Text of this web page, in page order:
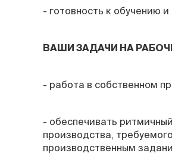
- готовность к обучению
ВАШИ ЗАДАЧИ НА
- работа в собственном
- обеспечивать
производства,
производственным